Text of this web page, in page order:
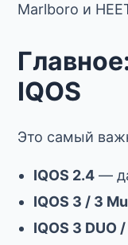
Marlboro и
IQOS
Это самый
IQOS 2.4 —
IQOS 3 / 3
IQOS 3 DUO